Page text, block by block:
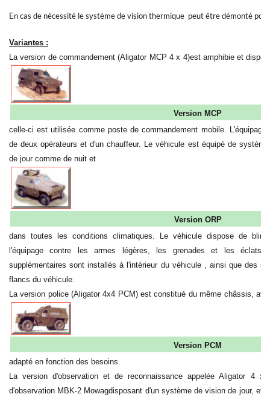
En cas de nécessité le système de vision thermique peut être démonté
Variantes :
La version de commandement (Aligator MCP 4 x 4)est amphibie et
Version MCP
celle-ci est utilisée comme poste de commandement mobile.
de deux opérateurs et d'un chauffeur. Le véhicule est équipé de
de jour comme de nuit et
Version ORP
dans toutes les conditions climatiques. Le véhicule dispose de
l'équipage contre les armes légères, les grenades et les éclats
supplémentaires sont installés à l'intérieur du véhicule , ainsi que des
flancs du véhicule.
La version police (Aligator 4x4 PCM)
Version PCM
est constitué du même châssis,
adapté en fonction des besoins.
La version d'observation et de reconnaissance appelée Aligator 4
d'observation MBK-2 Mowagdisposant d'un système de vision de jour, et